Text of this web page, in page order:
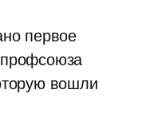
первое
вошли